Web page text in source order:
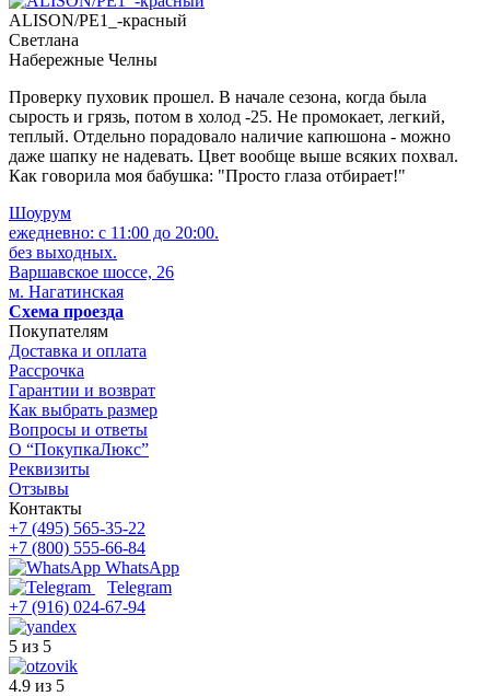
ALISON/PE1_-красный
Светлана
Набережные Челны
Проверку пуховик прошел. В начале сезона, когда была
сырость и грязь, потом в холод -25. Не промокает, легкий,
теплый. Отдельно порадовало наличие капюшона - можно
даже шапку не надевать. Цвет вообще выше всяких похвал.
Как говорила моя бабушка: "Просто глаза отбирает!"
Шоурум
ежедневно: с 11:00 до 20:00.
без выходных.
Варшавское шоссе, 26
м. Нагатинская
Схема проезда
Покупателям
Доставка и оплата
Рассрочка
Гарантии и возврат
Как выбрать размер
Вопросы и ответы
О “ПокупкаЛюкс”
Реквизиты
Отзывы
Контакты
+7 (495) 565-35-22
+7 (800) 555-66-84
WhatsApp
Telegram
+7 (916) 024-67-94
5 из 5
4.9 из 5